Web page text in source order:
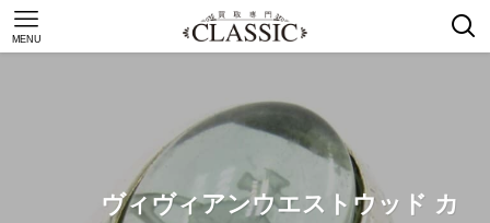
MENU
ヴィヴィアンウエストウッド カ